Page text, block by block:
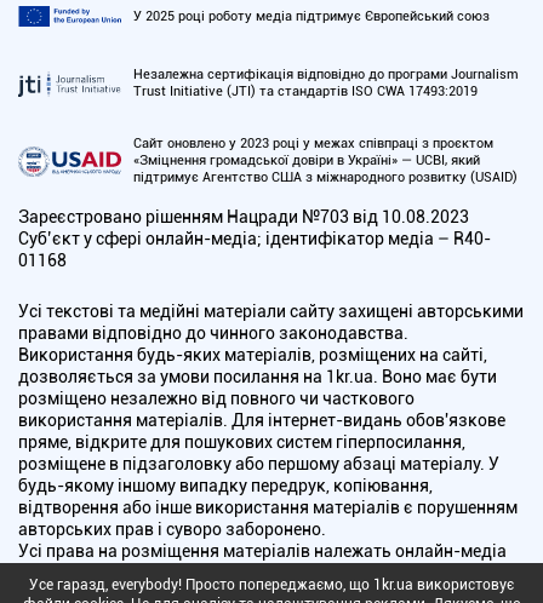
У 2025 році роботу медіа підтримує Європейський союз
Незалежна сертифікація відповідно до програми Journalism
Trust Initiative (JTI) та стандартів ISO CWA 17493:2019
Сайт оновлено у 2023 році у межах співпраці з проєктом
«Зміцнення громадської довіри в Україні» — UCBI, який
підтримує Агентство США з міжнародного розвитку (USAID)
Зареєстровано рішенням Нацради №703 від 10.08.2023
Cуб’єкт у сфері онлайн-медіа; ідентифікатор медіа – R40-
01168
Усі текстові та медійні матеріали сайту захищені авторськими
правами відповідно до чинного законодавства.
Використання будь-яких матеріалів, розміщених на сайті,
дозволяється за умови посилання на 1kr.ua. Воно має бути
розміщено незалежно від повного чи часткового
використання матеріалів. Для інтернет-видань обов'язкове
пряме, відкрите для пошукових систем гіперпосилання,
розміщене в підзаголовку або першому абзаці матеріалу. У
будь-якому іншому випадку передрук, копіювання,
відтворення або інше використання матеріалів є порушенням
авторських прав і суворо заборонено.
Усі права на розміщення матеріалів належать онлайн-медіа
радою України з питань телебачення і радіомовлення.
Усе гаразд, everybody! Просто попереджаємо, що 1kr.ua використовує